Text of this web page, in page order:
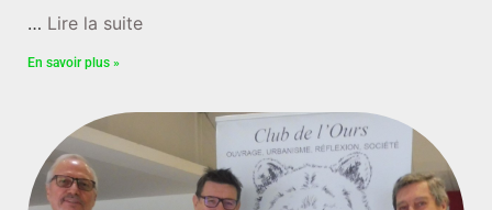
… Lire la suite
En savoir plus »